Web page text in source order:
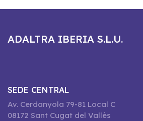
ADALTRA IBERIA S.L.U.
SEDE CENTRAL
Av. Cerdanyola 79-81 Local C
08172 Sant Cugat del Vallès